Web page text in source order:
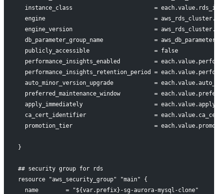
instance_class                        =
engine                                =
engine_version                        =
db_parameter_group_name               =
  publicly_accessible                   = false
performance_insights_enabled          =
performance_insights_retention_period =
auto_minor_version_upgrade            =
preferred_maintenance_window          =
apply_immediately                     =
ca_cert_identifier                    =
promotion_tier                        =
}
## security group for rds
resource "aws_security_group" "main" {
  name        = "${var.prefix}-sg-aurora-mysql-clone"